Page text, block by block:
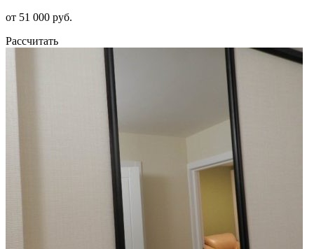
от 51 000 руб.
Рассчитать